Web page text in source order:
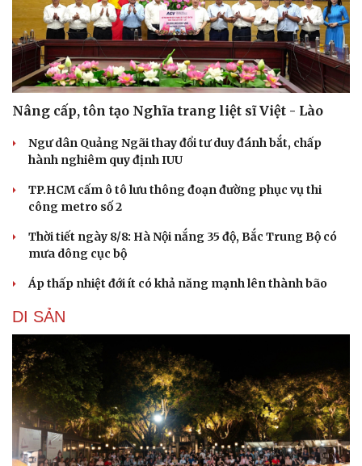
Nâng cấp, tôn tạo Nghĩa trang liệt sĩ Việt - Lào
Ngư dân Quảng Ngãi thay đổi tư duy đánh bắt, chấp
hành nghiêm quy định IUU
TP.HCM cấm ô tô lưu thông đoạn đường phục vụ thi
công metro số 2
Thời tiết ngày 8/8: Hà Nội nắng 35 độ, Bắc Trung Bộ có
mưa dông cục bộ
Áp thấp nhiệt đới ít có khả năng mạnh lên thành bão
DI SẢN